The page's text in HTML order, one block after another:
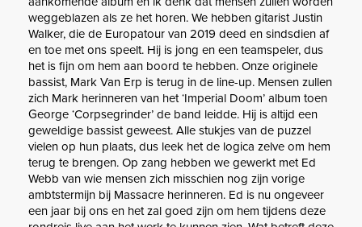
weggeblazen als ze het horen. We hebben gitarist Justin
Walker, die de Europatour van 2019 deed en sindsdien af ​​
en toe met ons speelt. Hij is jong en een teamspeler, dus
het is fijn om hem aan boord te hebben. Onze originele
bassist, Mark Van Erp is terug in de line-up. Mensen zullen
zich Mark herinneren van het ‘Imperial Doom’ album toen
George ‘Corpsegrinder’ de band leidde. Hij is altijd een
geweldige bassist geweest. Alle stukjes van de puzzel
vielen op hun plaats, dus leek het de logica zelve om hem
terug te brengen. Op zang hebben we gewerkt met Ed
Webb van wie mensen zich misschien nog zijn vorige
ambtstermijn bij Massacre herinneren. Ed is nu ongeveer
een jaar bij ons en het zal goed zijn om hem tijdens deze